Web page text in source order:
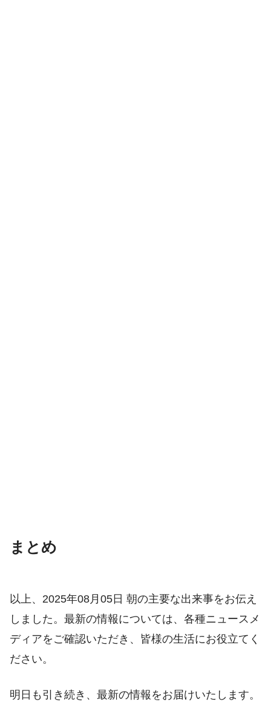
まとめ
以上、2025年08月05日 朝の主要な出来事をお伝え
しました。最新の情報については、各種ニュースメ
ディアをご確認いただき、皆様の生活にお役立てく
ださい。
明日も引き続き、最新の情報をお届けいたします。